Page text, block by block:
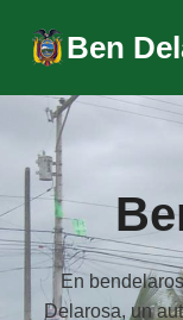
contenido
Ben
En
Delarosa, un